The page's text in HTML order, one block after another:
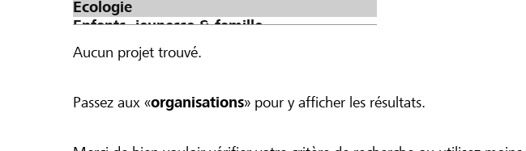
Aucun projet trouvé.
Passez aux «organisations» pour y afficher les résultats.